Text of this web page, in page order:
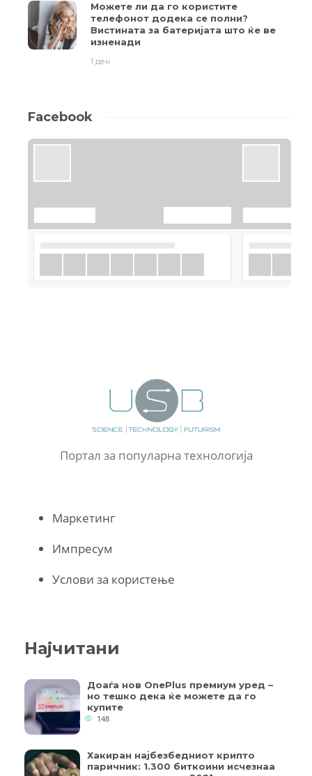
Можете ли да го користите
телефонот додека се полни?
Вистината за батеријата што ќе ве
изненади
1 ден
Facebook
Портал за популарна технологија
Маркетинг
Импресум
Услови за користење
Најчитани
Доаѓа нов OnePlus премиум уред –
но тешко дека ќе можете да го
купите
148
Хакиран најбезбедниот крипто
паричник: 1.300 биткоини исчезнаа